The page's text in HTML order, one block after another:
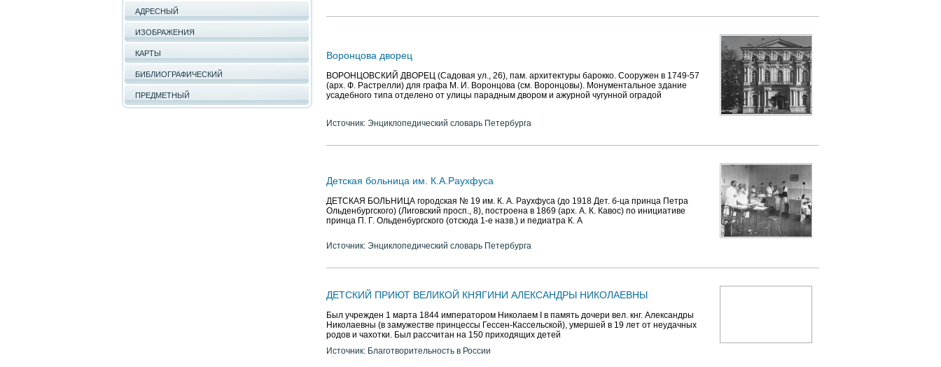
АДРЕСНЫЙ
ИЗОБРАЖЕНИЯ
КАРТЫ
БИБЛИОГРАФИЧЕСКИЙ
ПРЕДМЕТНЫЙ
Воронцова дворец
ВОРОНЦОВСКИЙ ДВОРЕЦ (Садовая ул., 26), пам. архитектуры барокко. Сооружен в 1749-57
(арх. Ф. Растрелли) для графа М. И. Воронцова (см. Воронцовы). Монументальное здание
усадебного типа отделено от улицы парадным двором и ажурной чугунной оградой
Источник: Энциклопедический словарь Петербурга
Детская больница им. К.А.Раухфуса
ДЕТСКАЯ БОЛЬНИЦА городская № 19 им. К. А. Раухфуса (до 1918 Дет. б-ца принца Петра
Ольденбургского) (Лиговский просп., 8), построена в 1869 (арх. А. К. Кавос) по инициативе
принца П. Г. Ольденбургского (отсюда 1-е назв.) и педиатра К. А
Источник: Энциклопедический словарь Петербурга
ДЕТСКИЙ ПРИЮТ ВЕЛИКОЙ КНЯГИНИ АЛЕКСАНДРЫ НИКОЛАЕВНЫ
Был учрежден 1 марта 1844 императором Николаем I в память дочери вел. кнг. Александры
Николаевны (в замужестве принцессы Гессен-Кассельской), умершей в 19 лет от неудачных
родов и чахотки. Был рассчитан на 150 приходящих детей
Источник: Благотворительность в России